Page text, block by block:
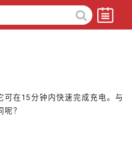
可在15分钟内快速完成充电。与
？